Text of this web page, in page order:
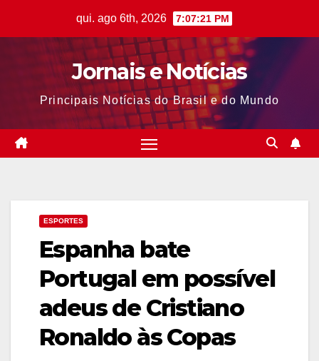
qui. ago 6th, 2026 7:07:22 PM
Jornais e Notícias
Principais Notícias do Brasil e do Mundo
ESPORTES
Espanha bate
Portugal em possível
adeus de Cristiano
Ronaldo às Copas